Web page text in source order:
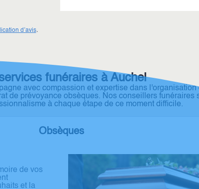
d’avis.
funéraires à Auchel
avec compassion et expertise dans
de prévoyance obsèques. Nos conseillers funéraires
à chaque étape de ce moment difficile.
Obsèques
de vos
et la